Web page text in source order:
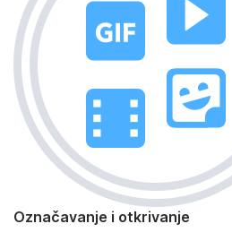
Označavanje i otkrivanje